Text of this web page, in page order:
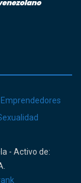
Emprendedores
- Activo de: